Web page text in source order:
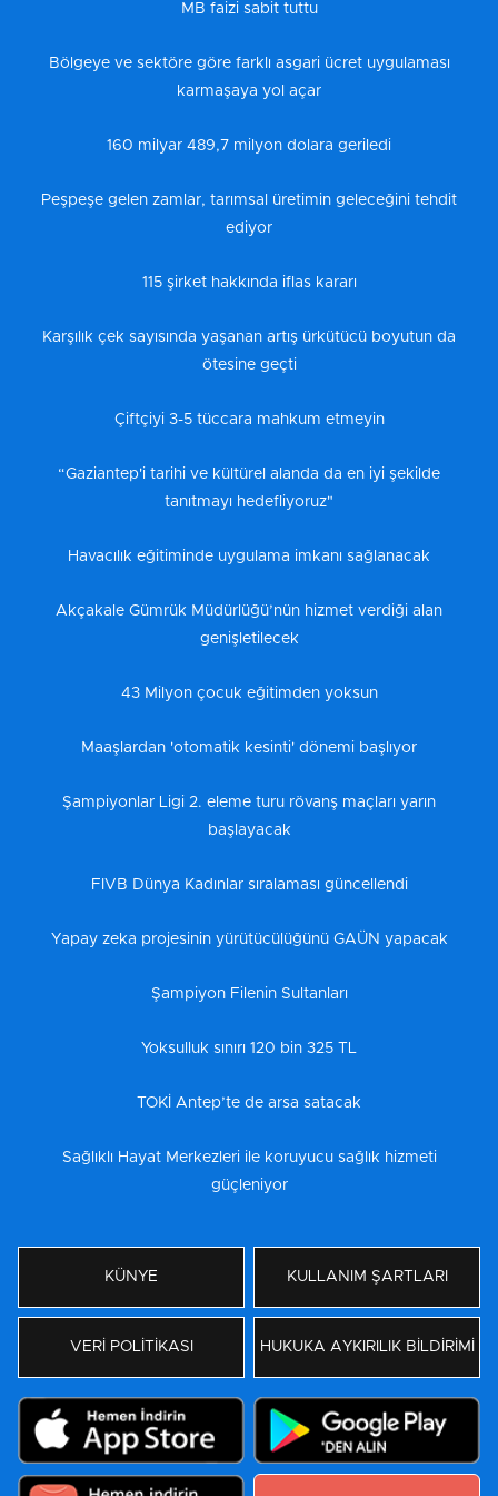
MB faizi sabit tuttu
Bölgeye ve sektöre göre farklı asgari ücret uygulaması
karmaşaya yol açar
160 milyar 489,7 milyon dolara geriledi
Peşpeşe gelen zamlar, tarımsal üretimin geleceğini tehdit
ediyor
115 şirket hakkında iflas kararı
Karşılık çek sayısında yaşanan artış ürkütücü boyutun da
ötesine geçti
Çiftçiyi 3-5 tüccara mahkum etmeyin
“Gaziantep'i tarihi ve kültürel alanda da en iyi şekilde
tanıtmayı hedefliyoruz"
Havacılık eğitiminde uygulama imkanı sağlanacak
Akçakale Gümrük Müdürlüğü’nün hizmet verdiği alan
genişletilecek
43 Milyon çocuk eğitimden yoksun
Maaşlardan 'otomatik kesinti' dönemi başlıyor
Şampiyonlar Ligi 2. eleme turu rövanş maçları yarın
başlayacak
FIVB Dünya Kadınlar sıralaması güncellendi
Yapay zeka projesinin yürütücülüğünü GAÜN yapacak
Şampiyon Filenin Sultanları
Yoksulluk sınırı 120 bin 325 TL
TOKİ Antep’te de arsa satacak
Sağlıklı Hayat Merkezleri ile koruyucu sağlık hizmeti
güçleniyor
KÜNYE KULLANIM ŞARTLARI
VERİ POLİTİKASI HUKUKA AYKIRILIK BİLDİRİMİ